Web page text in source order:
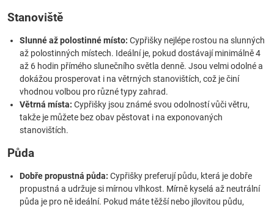
Stanoviště
Slunné až polostinné místo: Cypřišky nejlépe rostou na slunných
až polostinných místech. Ideální je, pokud dostávají minimálně 4
až 6 hodin přímého slunečního světla denně. Jsou velmi odolné a
dokážou prosperovat i na větrných stanovištích, což je činí
vhodnou volbou pro různé typy zahrad.
Větrná místa: Cypřišky jsou známé svou odolností vůči větru,
takže je můžete bez obav pěstovat i na exponovaných
stanovištích.
Půda
Dobře propustná půda: Cypřišky preferují půdu, která je dobře
propustná a udržuje si mírnou vlhkost. Mírně kyselá až neutrální
půda je pro ně ideální. Pokud máte těžší nebo jílovitou půdu,